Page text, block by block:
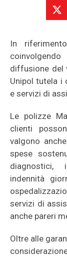
In
diffusione del
Unipol tutela i
e servizi di
Le polizze
clienti
valgono
spese
diagnostici,
indennità
servizi di
anche pareri
Oltre alle